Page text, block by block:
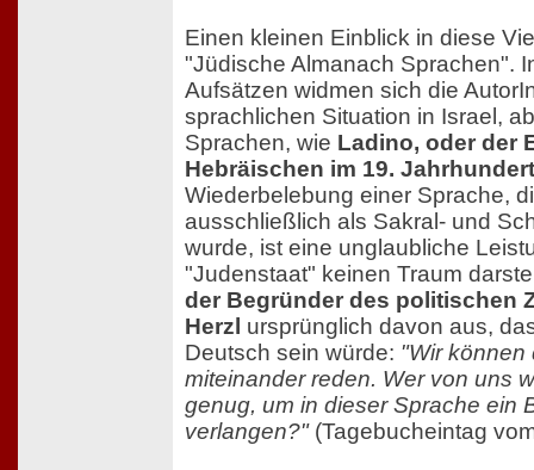
Einen kleinen Einblick in diese
"Jüdische Almanach Sprachen".
Aufsätzen widmen sich die
sprachlichen Situation in Israel,
Sprachen, wie Ladino, oder der
Hebräischen im 19. Jahrhundert
Wiederbelebung einer Sprache,
ausschließlich als Sakral- und
wurde, ist eine unglaubliche
"Judenstaat" keinen Traum
der Begründer des politischen
Herzl ursprünglich davon aus,
Deutsch sein würde: "Wir können
miteinander reden. Wer von uns
genug, um in dieser Sprache ein
verlangen?"(Tagebucheintag